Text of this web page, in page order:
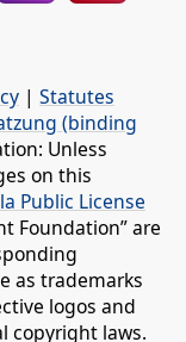
| Statutes
(binding
Unless
on this
Public License
Foundation” are
as trademarks
logos and
copyright laws.